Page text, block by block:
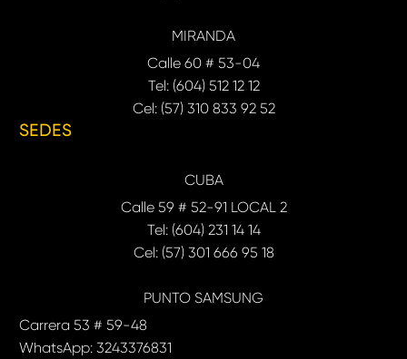
MIRANDA
Calle 60 # 53-04
Tel: (604) 512 12 12
Cel: (57) 310 833 92 52
SEDES
CUBA
Calle 59 # 52-91 LOCAL 2
Tel: (604) 231 14 14
Cel: (57) 301 666 95 18
PUNTO SAMSUNG
Carrera 53 # 59-48
WhatsApp: 3243376831